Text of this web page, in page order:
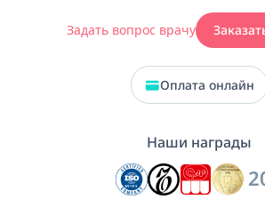
Задать вопрос врачу
Оплата онлайн
Наши награды